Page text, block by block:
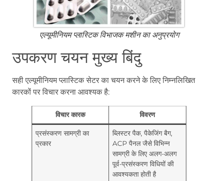
एल्यूमीनियम प्लास्टिक विभाजक मशीन का अनुप्रयोग
उपकरण चयन मुख्य बिंदु
सही एल्यूमीनियम प्लास्टिक सेटर का चयन करने के लिए निम्नलिखित
कारकों पर विचार करना आवश्यक है:
विचार कारक विवरण
प्रसंस्करण सामग्री का
प्रकार
ब्लिस्टर पैक, पैकेजिंग बैग,
ACP पैनल जैसे विभिन्न
सामग्री के लिए अलग-अलग
पूर्व-प्रसंस्करण विधियों की
आवश्यकता होती है